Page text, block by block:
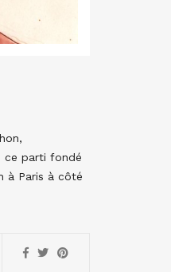
ce parti fondé
à Paris à côté